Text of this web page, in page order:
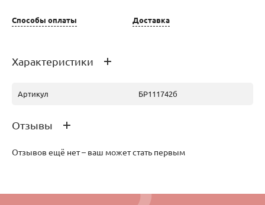
Кольцо (29648429) 18
Способы оплаты Доставка
Характеристики
Артикул БР111742б
Отзывы
Отзывов ещё нет – ваш может стать первым